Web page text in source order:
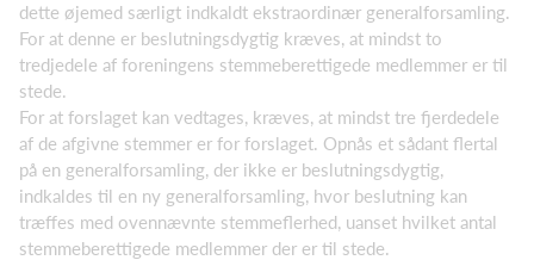
dette øjemed særligt indkaldt ekstraordinær generalforsamling.
For at denne er beslutningsdygtig kræves, at mindst to
tredjedele af foreningens stemmeberettigede medlemmer er til
stede.
For at forslaget kan vedtages, kræves, at mindst tre fjerdedele
af de afgivne stemmer er for forslaget. Opnås et sådant flertal
på en generalforsamling, der ikke er beslutningsdygtig,
indkaldes til en ny generalforsamling, hvor beslutning kan
træffes med ovennævnte stemmeflerhed, uanset hvilket antal
stemmeberettigede medlemmer der er til stede.